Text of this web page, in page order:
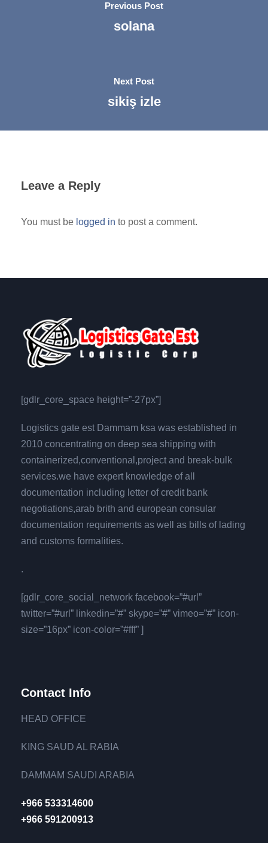
Previous Post
solana
Next Post
sikiş izle
Leave a Reply
You must be logged in to post a comment.
[gdlr_core_space height=”-27px”]
Logistics gate est Dammam ksa was established in
2010 concentrating on deep sea shipping with
containerized,conventional,project and break-bulk
services.we have expert knowledge of all
documentation including letter of credit bank
negotiations,arab brith and european consular
documentation requirements as well as bills of lading
and customs formalities.
.
[gdlr_core_social_network facebook=”#url”
twitter=”#url” linkedin=”#” skype=”#” vimeo=”#” icon-
size=”16px” icon-color=”#fff” ]
Contact Info
HEAD OFFICE
KING SAUD AL RABIA
DAMMAM SAUDI ARABIA
+966 533314600
+966 591200913